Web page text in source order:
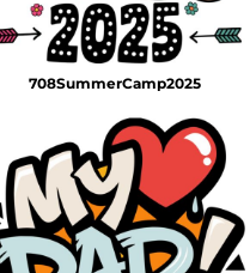
708SummerCamp2025